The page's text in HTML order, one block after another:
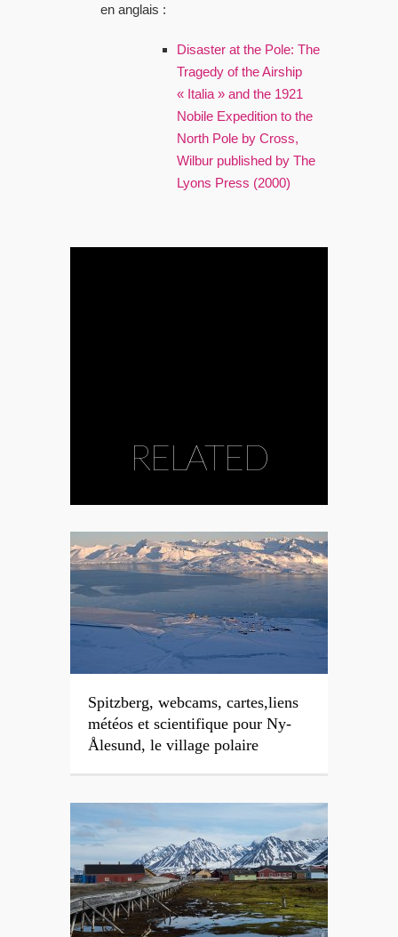
en anglais :
Disaster at the Pole: The
Tragedy of the Airship
« Italia » and the 1921
Nobile Expedition to the
North Pole by Cross,
Wilbur published by The
Lyons Press (2000)
RELATED
Spitzberg, webcams, cartes,liens
météos et scientifique pour Ny-
Ålesund, le village polaire